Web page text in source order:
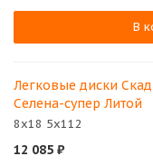
В
Легковые диски Скад
Селена-супер Литой
8x18 5x112
12 085 ₽